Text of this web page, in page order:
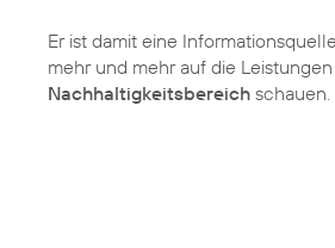
Er ist damit eine
mehr und mehr auf die
Nachhaltigkeitsbereich schauen.